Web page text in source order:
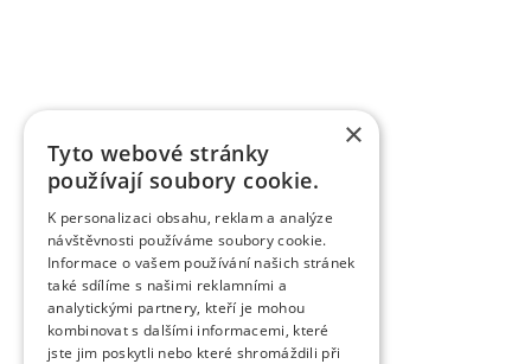
×
Tyto webové stránky
používají soubory cookie.
K personalizaci obsahu, reklam a analýze
návštěvnosti používáme soubory cookie.
Informace o vašem používání našich stránek
také sdílíme s našimi reklamními a
analytickými partnery, kteří je mohou
kombinovat s dalšími informacemi, které
jste jim poskytli nebo které shromáždili při